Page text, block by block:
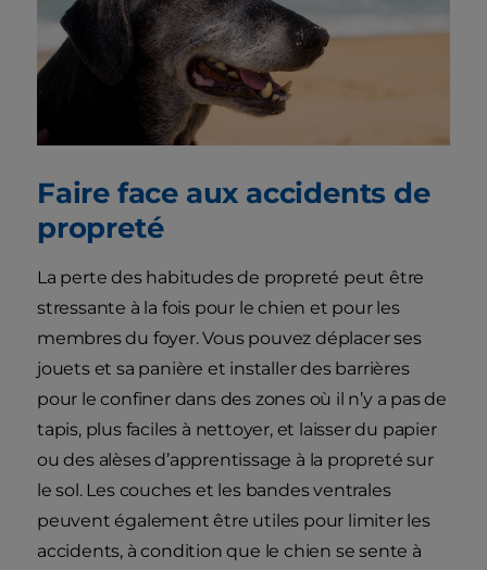
Faire face aux accidents de
propreté
La perte des habitudes de propreté peut être
stressante à la fois pour le chien et pour les
membres du foyer. Vous pouvez déplacer ses
jouets et sa panière et installer des barrières
pour le confiner dans des zones où il n’y a pas de
tapis, plus faciles à nettoyer, et laisser du papier
ou des alèses d’apprentissage à la propreté sur
le sol. Les couches et les bandes ventrales
peuvent également être utiles pour limiter les
accidents, à condition que le chien se sente à